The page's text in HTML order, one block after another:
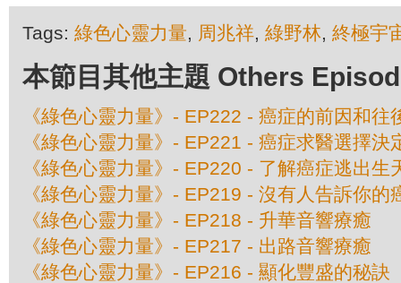
Tags: 綠色心靈力量, 周兆祥, 綠野林, 終極宇
本節目其他主題 Others
《綠色心靈力量》- EP222 - 癌症的前因和
《綠色心靈力量》- EP221 - 癌症求醫選擇
《綠色心靈力量》- EP220 - 了解癌症逃出生
《綠色心靈力量》- EP219 - 沒有人告訴你
《綠色心靈力量》- EP218 - 升華音響療癒
《綠色心靈力量》- EP217 - 出路音響療癒
《綠色心靈力量》- EP216 - 顯化豐盛的秘訣